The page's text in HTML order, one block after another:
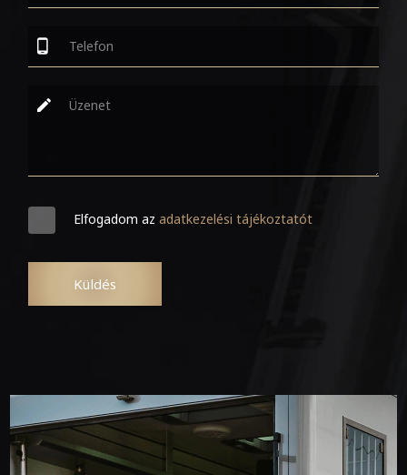
Elfogadom azadatkezelési tájékoztatót
Küldés